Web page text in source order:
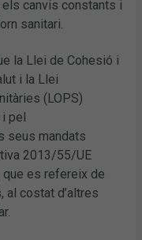
canvis constants i
sanitari.
la Llei de Cohesió i
i la Llei
(LOPS)
pel
seus mandats
2013/55/UE
es refereix de
al costat d’altres